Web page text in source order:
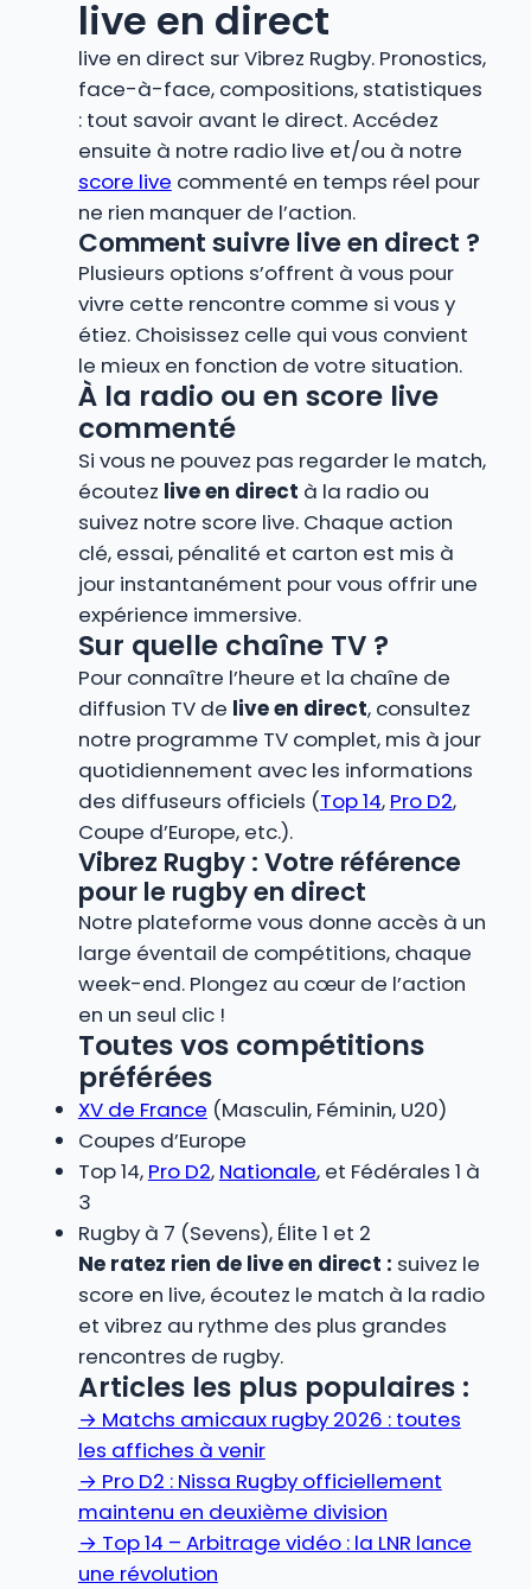
live en direct
live en direct sur Vibrez Rugby. Pronostics,
face-à-face, compositions, statistiques
: tout savoir avant le direct. Accédez
ensuite à notre radio live et/ou à notre
score live commenté en temps réel pour
ne rien manquer de l’action.
Comment suivre live en direct ?
Plusieurs options s’offrent à vous pour
vivre cette rencontre comme si vous y
étiez. Choisissez celle qui vous convient
le mieux en fonction de votre situation.
À la radio ou en score live
commenté
Si vous ne pouvez pas regarder le match,
écoutez live en direct à la radio ou
suivez notre score live. Chaque action
clé, essai, pénalité et carton est mis à
jour instantanément pour vous offrir une
expérience immersive.
Sur quelle chaîne TV ?
Pour connaître l’heure et la chaîne de
diffusion TV de live en direct, consultez
notre programme TV complet, mis à jour
quotidiennement avec les informations
des diffuseurs officiels (Top 14, Pro D2,
Coupe d’Europe, etc.).
Vibrez Rugby : Votre référence
pour le rugby en direct
Notre plateforme vous donne accès à un
large éventail de compétitions, chaque
week-end. Plongez au cœur de l’action
en un seul clic !
Toutes vos compétitions
préférées
XV de France (Masculin, Féminin, U20)
Coupes d’Europe
Top 14, Pro D2, Nationale, et Fédérales 1 à
3
Rugby à 7 (Sevens), Élite 1 et 2
Ne ratez rien de live en direct : suivez le
score en live, écoutez le match à la radio
et vibrez au rythme des plus grandes
rencontres de rugby.
Articles les plus populaires :
→ Matchs amicaux rugby 2026 : toutes
les affiches à venir
→ Pro D2 : Nissa Rugby officiellement
maintenu en deuxième division
→ Top 14 – Arbitrage vidéo : la LNR lance
une révolution